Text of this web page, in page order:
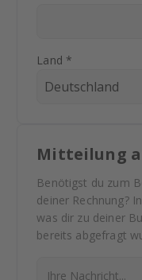
Land *
Mitteilung
Benötigst du zum
deiner Rechnung?
was dir zu deiner
bereits abgefragt